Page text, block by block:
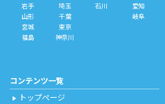
岩手
山形
宮城
福島
埼玉
千葉
東京
神奈川
石川
愛知
岐阜
コンテンツ一覧
play_arrow トップページ